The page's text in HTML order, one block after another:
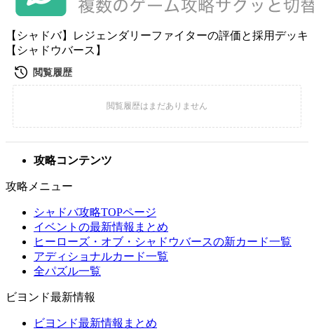
【シャドバ】レジェンダリーファイターの評価と採用デッキ
【シャドウバース】
攻略コンテンツ
攻略メニュー
シャドバ攻略TOPページ
イベントの最新情報まとめ
ヒーローズ・オブ・シャドウバースの新カード一覧
アディショナルカード一覧
全パズル一覧
ビヨンド最新情報
ビヨンド最新情報まとめ